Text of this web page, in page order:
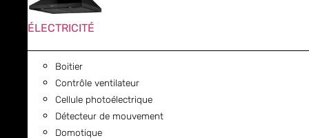
ÉLECTRICITÉ
Boitier
Contrôle ventilateur
Cellule photoélectrique
Détecteur de mouvement
Domotique